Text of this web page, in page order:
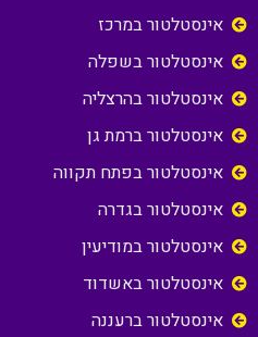
אינסטלטור במרכז
אינסטלטור בשפלה
אינסטלטור בהרצליה
אינסטלטור ברמת גן
אינסטלטור בפתח תקווה
אינסטלטור בגדרה
אינסטלטור במודיעין
אינסטלטור באשדוד
אינסטלטור ברעננה